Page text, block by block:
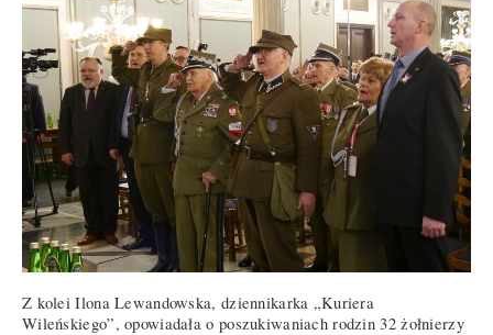
Z kolei Ilona Lewandowska, dziennikarka „Kuriera
Wileńskiego”, opowiadała o poszukiwaniach rodzin 32 żołnierzy